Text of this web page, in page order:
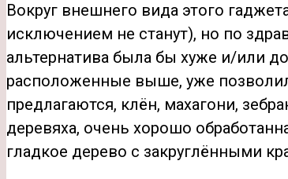
Вокруг внешнего вида этого
исключением не станут), но по
альтернатива была бы хуже и/или
расположенные выше, уже
предлагаются, клён, махагони,
деревяха, очень хорошо
гладкое дерево с закруглёнными